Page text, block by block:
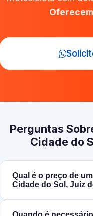
Perguntas
Cidade do
Qual é o preço de
Cidade do Sol, Juiz